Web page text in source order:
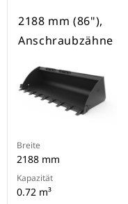
2188 mm (86"),
Anschraubzähne
Breite
2188 mm
Kapazität
0.72 m³